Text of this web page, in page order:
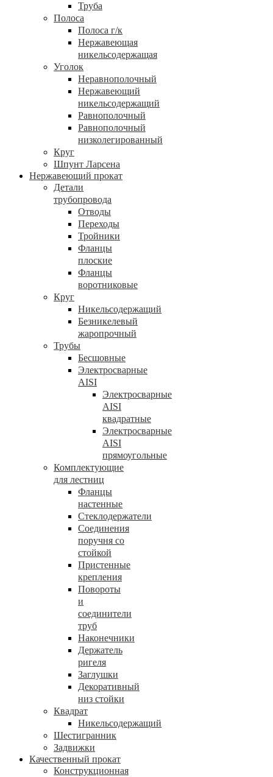
Труба
Полоса
Полоса г/к
Нержавеющая
никельсодержащая
Уголок
Неравнополочный
Нержавеющий
никельсодержащий
Равнополочный
Равнополочный
низколегированный
Круг
Шпунт Ларсена
Нержавеющий прокат
Детали
трубопровода
Отводы
Переходы
Тройники
Фланцы
плоские
Фланцы
воротниковые
Круг
Никельсодержащий
Безникелевый
жаропрочный
Трубы
Бесшовные
Электросварные
AISI
Электросварные
AISI
квадратные
Электросварные
AISI
прямоугольные
Комплектующие
для лестниц
Фланцы
настенные
Стеклодержатели
Соединения
поручня со
стойкой
Пристенные
крепления
Повороты
и
соединители
труб
Наконечники
Держатель
ригеля
Заглушки
Декоративный
низ стойки
Квадрат
Никельсодержащий
Шестигранник
Задвижки
Качественный прокат
Конструкционная